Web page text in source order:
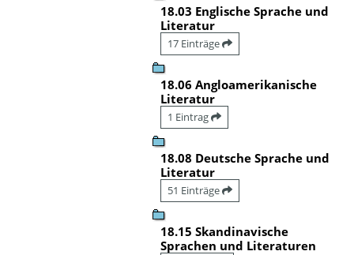
18.03 Englische Sprache und
Literatur
17 Einträge
18.06 Angloamerikanische
Literatur
1 Eintrag
18.08 Deutsche Sprache und
Literatur
51 Einträge
18.15 Skandinavische
Sprachen und Literaturen